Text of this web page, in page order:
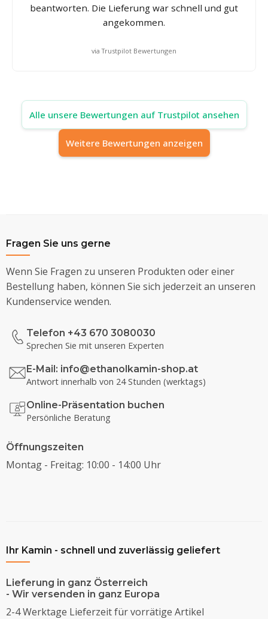
beantworten. Die Lieferung war schnell und gut
angekommen.
via Trustpilot Bewertungen
Alle unsere Bewertungen auf Trustpilot ansehen
Weitere Bewertungen anzeigen
Fragen Sie uns gerne
Wenn Sie Fragen zu unseren Produkten oder einer
Bestellung haben, können Sie sich jederzeit an unseren
Kundenservice wenden.
Telefon +43 670 3080030
Sprechen Sie mit unseren Experten
E-Mail: info@ethanolkamin-shop.at
Antwort innerhalb von 24 Stunden (werktags)
Online-Präsentation buchen
Persönliche Beratung
Öffnungszeiten
Montag - Freitag: 10:00 - 14:00 Uhr
Ihr Kamin - schnell und zuverlässig geliefert
Lieferung in ganz Österreich
- Wir versenden in ganz Europa
2-4 Werktage Lieferzeit für vorrätige Artikel